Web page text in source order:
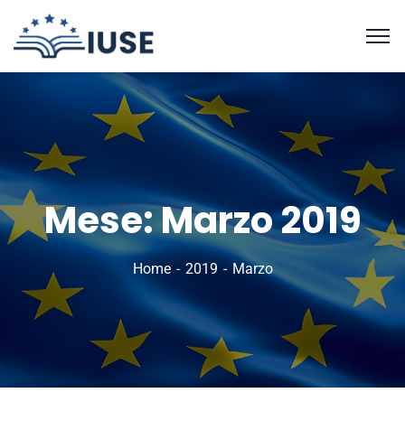
Mese:Marzo 2019
Home 2019 Marzo